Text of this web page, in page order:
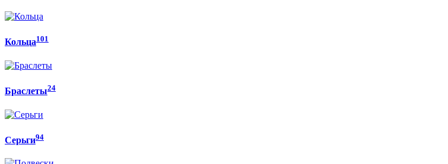
Кольца101
Браслеты24
Серьги94